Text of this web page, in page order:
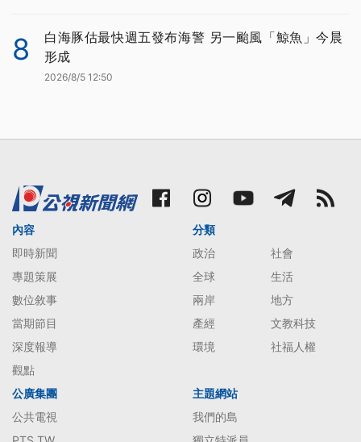
8
白海豚估最快週五發布海警 另一颱風「鯨魚」今晨
形成
2026/8/5 12:50
內容
即時新聞
專題策展
數位敘事
當期節目
深度報導
觀點
分類
政治
社會
全球
生活
兩岸
地方
產經
文教科技
環境
社福人權
公廣集團
公共電視
主題網站
我們的島